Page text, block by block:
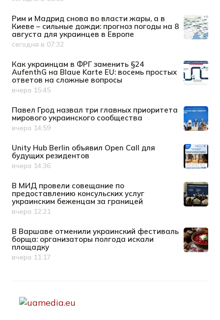
Рим и Мадрид снова во власти жары, а в
Киеве – сильные дожди: прогноз погоды на 8
августа для украинцев в Европе
Дата публикации
сегодня в 07:32
Как украинцам в ФРГ заменить §24
AufenthG на Blaue Karte EU: восемь простых
ответов на сложные вопросы
Дата публикации
вчера 15:45
Павел Грод назвал три главных приоритета
мирового украинского сообщества
Дата публикации
вчера 14:59
Unity Hub Berlin объявил Open Call для
будущих резидентов
Дата публикации
вчера 14:36
В МИД провели совещание по
предоставлению консульских услуг
украинским беженцам за границей
Дата публикации
вчера 12:21
В Варшаве отменили украинский фестиваль
борща: организаторы полгода искали
площадку
Дата публикации
вчера 11:17